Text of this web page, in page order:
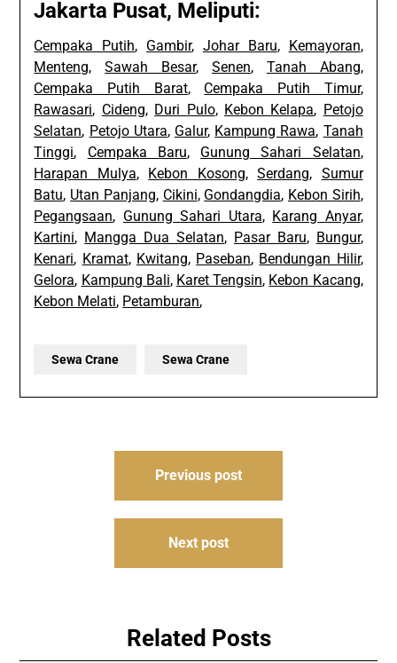
Jakarta Pusat, Meliputi:
Cempaka Putih, Gambir, Johar Baru, Kemayoran,
Menteng,Sawah Besar, Senen, Tanah Abang,
Cempaka Putih Barat, Cempaka Putih Timur,
Rawasari, Cideng, Duri Pulo, Kebon Kelapa, Petojo
Selatan, Petojo Utara, Galur, Kampung Rawa, Tanah
Tinggi, Cempaka Baru, Gunung Sahari Selatan,
Harapan Mulya, Kebon Kosong,Serdang, Sumur
Batu, Utan Panjang, Cikini, Gondangdia, Kebon Sirih,
Pegangsaan, Gunung Sahari Utara, Karang Anyar,
Kartini, Mangga Dua Selatan, Pasar Baru, Bungur,
Kenari, Kramat, Kwitang, Paseban, Bendungan Hilir,
Gelora, Kampung Bali, Karet Tengsin, Kebon Kacang,
Kebon Melati, Petamburan,
Sewa Crane Sewa Crane
Previous post
Next post
Related Posts